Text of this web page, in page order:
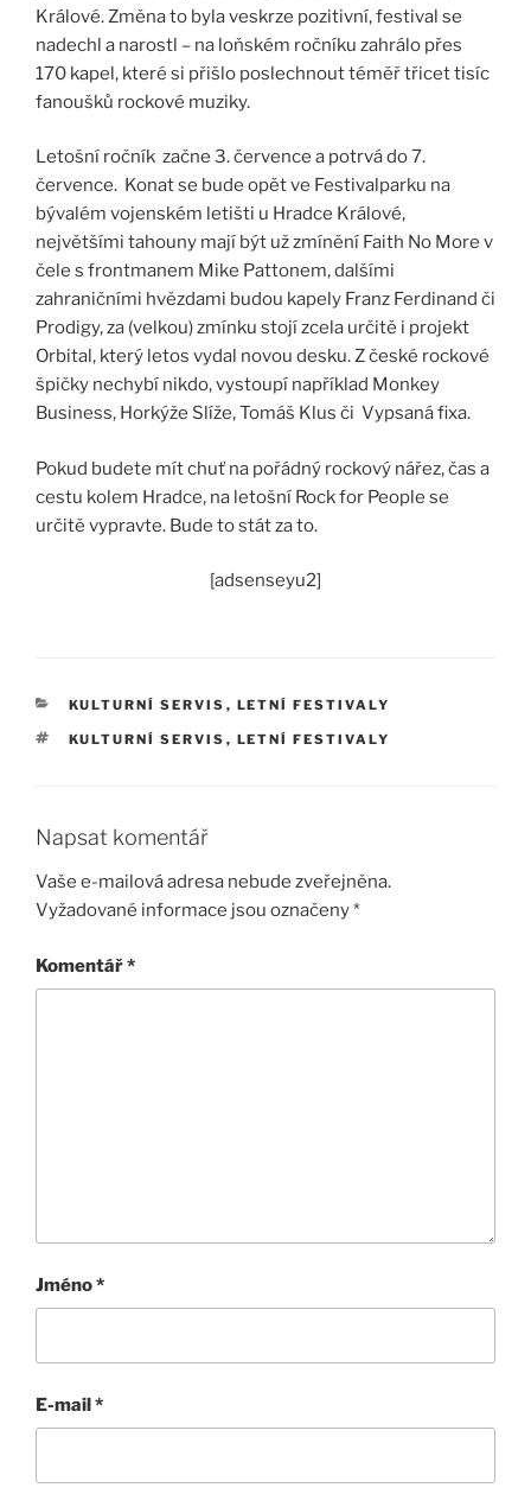
Králové. Změna to byla veskrze pozitivní, festival se
nadechl a narostl – na loňském ročníku zahrálo přes
170 kapel, které si přišlo poslechnout téměř třicet tisíc
fanoušků rockové muziky.
Letošní ročník začne 3. července a potrvá do 7.
července. Konat se bude opět ve Festivalparku na
bývalém vojenském letišti u Hradce Králové,
největšími tahouny mají být už zmínění Faith No More v
čele s frontmanem Mike Pattonem, dalšími
zahraničními hvězdami budou kapely Franz Ferdinand či
Prodigy, za (velkou) zmínku stojí zcela určitě i projekt
Orbital, který letos vydal novou desku. Z české rockové
špičky nechybí nikdo, vystoupí například Monkey
Business, Horkýže Slíže, Tomáš Klus či Vypsaná fixa.
Pokud budete mít chuť na pořádný rockový nářez, čas a
cestu kolem Hradce, na letošní Rock for People se
určitě vypravte. Bude to stát za to.
[adsenseyu2]
RUBRIKY
KULTURNÍ SERVIS , LETNÍ FESTIVALY
ŠTÍTKY
KULTURNÍ SERVIS , LETNÍ FESTIVALY
Napsat komentář
Vaše e-mailová adresa nebude zveřejněna.
Vyžadované informace jsou označeny*
Komentář*
Jméno*
E-mail*